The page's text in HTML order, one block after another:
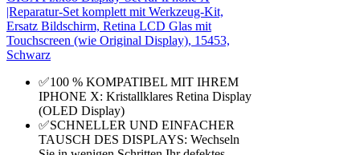
|Reparatur-Set komplett mit Werkzeug-Kit,
Ersatz Bildschirm, Retina LCD Glas mit
Touchscreen (wie Original Display), 15453,
Schwarz
✅100 % KOMPATIBEL MIT IHREM
IPHONE X: Kristallklares Retina Display
(OLED Display)
✅SCHNELLER UND EINFACHER
TAUSCH DES DISPLAYS: Wechseln